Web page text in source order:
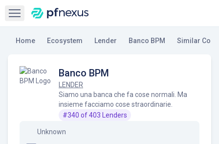
Open sidebar
Home Ecosystem Lender Banco BPM Similar
Banco BPM
LENDER
Siamo una banca che fa cose normali. Ma
insieme facciamo cose straordinarie.
#340 of403 Lenders
Unknown